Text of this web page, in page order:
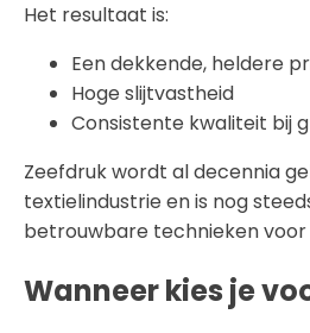
Het resultaat is:
Een dekkende, heldere
Hoge slijtvastheid
Consistente kwaliteit bij
Zeefdruk wordt al decennia
textielindustrie en is nog
betrouwbare technieken voor
Wanneer kies je